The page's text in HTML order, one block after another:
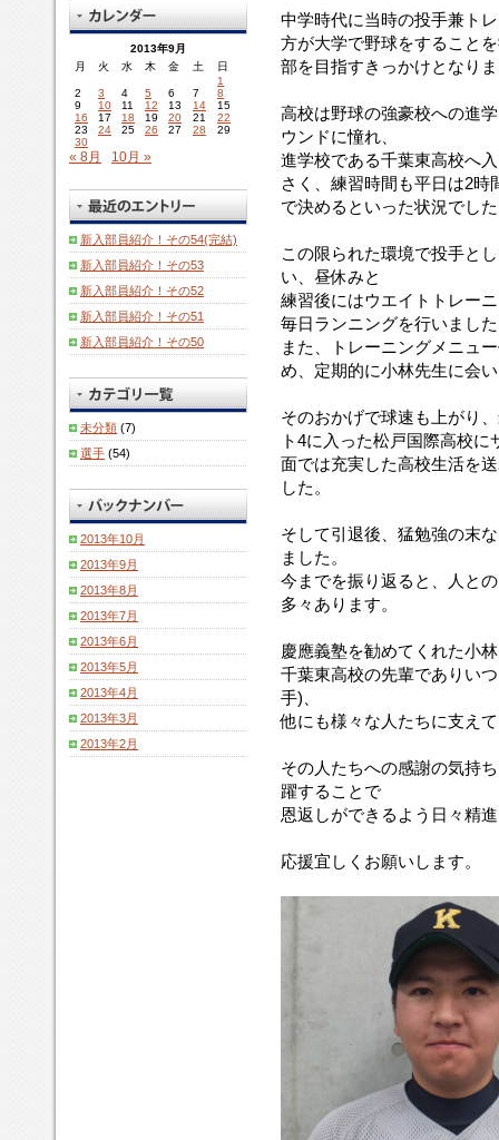
中学時代に当時の投手兼ト
方が大学で野球をすること
部を目指すきっかけとなり
高校は野球の強豪校への進
ウンドに憧れ、
進学校である千葉東高校へ
さく、練習時間も平日は2
で決めるといった状況でし
この限られた環境で投手と
い、昼休みと
練習後にはウエイトトレー
毎日ランニングを行いまし
また、トレーニングメニュ
め、定期的に小林先生に会
そのおかげで球速も上がり
ト4に入った松戸国際高校
面では充実した高校生活を
した。
そして引退後、猛勉強の末
ました。
今までを振り返ると、人と
多々あります。
慶應義塾を勧めてくれた小
千葉東高校の先輩でありい
手)、
他にも様々な人たちに支え
その人たちへの感謝の気持
躍することで
恩返しができるよう日々精
応援宜しくお願いします。
2013年9月
月
火 水 木 金 土
日
1
2
3 4 5 6 7
8
9
10 11 12 13 14
15
16
17 18 19 20 21
22
23
24 25 26 27 28
29
30
« 8月 10月 »
新入部員紹介！その54(完結)
新入部員紹介！その53
新入部員紹介！その52
新入部員紹介！その51
新入部員紹介！その50
未分類 (7)
選手 (54)
2013年10月
2013年9月
2013年8月
2013年7月
2013年6月
2013年5月
2013年4月
2013年3月
2013年2月